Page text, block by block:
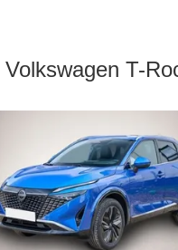
Volkswagen T-